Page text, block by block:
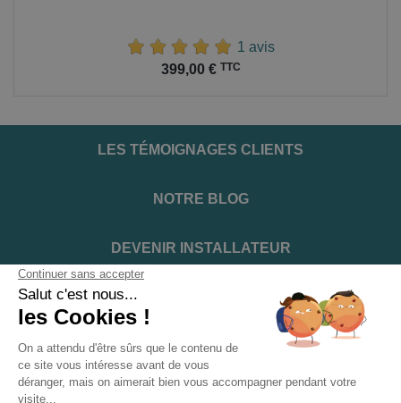
1 avis
399,00 € TTC
LES TÉMOIGNAGES CLIENTS
NOTRE BLOG
DEVENIR INSTALLATEUR
NOTRE SERVICE APRÈS VENTE
NOS PARTENAIRES OFFICIELS